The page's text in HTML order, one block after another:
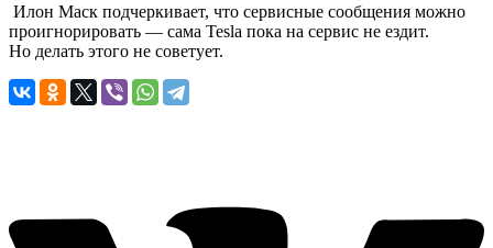
Илон Маск подчеркивает, что сервисные сообщения можно
проигнорировать — сама Tesla пока на сервис не ездит.
Но делать этого не советует.